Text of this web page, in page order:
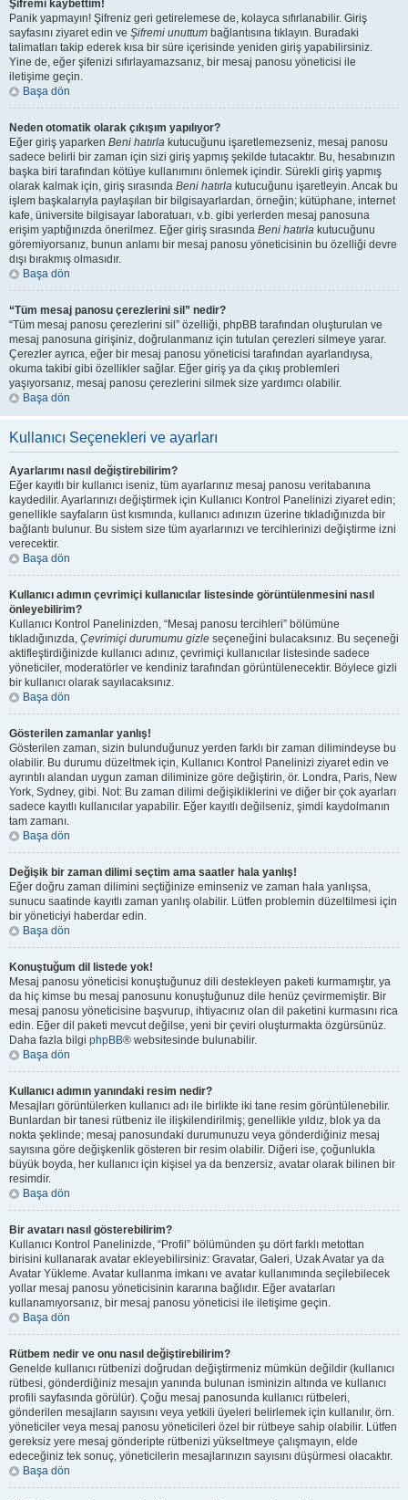
Şifremi kaybettim!
Panik yapmayın! Şifreniz geri getirelemese de, kolayca sıfırlanabilir. Giriş
sayfasını ziyaret edin ve Şifremi unuttum bağlantısına tıklayın. Buradaki
talimatları takip ederek kısa bir süre içerisinde yeniden giriş yapabilirsiniz.
Yine de, eğer şifenizi sıfırlayamazsanız, bir mesaj panosu yöneticisi ile
iletişime geçin.
Başa dön
Neden otomatik olarak çıkışım yapılıyor?
Eğer giriş yaparken Beni hatırla kutucuğunu işaretlemezseniz, mesaj panosu
sadece belirli bir zaman için sizi giriş yapmış şekilde tutacaktır. Bu, hesabınızın
başka biri tarafından kötüye kullanımını önlemek içindir. Sürekli giriş yapmış
olarak kalmak için, giriş sırasında Beni hatırla kutucuğunu işaretleyin. Ancak bu
işlem başkalarıyla paylaşılan bir bilgisayarlardan, örneğin; kütüphane, internet
kafe, üniversite bilgisayar laboratuarı, v.b. gibi yerlerden mesaj panosuna
erişim yaptığınızda önerilmez. Eğer giriş sırasında Beni hatırla kutucuğunu
göremiyorsanız, bunun anlamı bir mesaj panosu yöneticisinin bu özelliği devre
dışı bırakmış olmasıdır.
Başa dön
“Tüm mesaj panosu çerezlerini sil” nedir?
“Tüm mesaj panosu çerezlerini sil” özelliği, phpBB tarafından oluşturulan ve
mesaj panosuna girişiniz, doğrulanmanız için tutulan çerezleri silmeye yarar.
Çerezler ayrıca, eğer bir mesaj panosu yöneticisi tarafından ayarlandıysa,
okuma takibi gibi özellikler sağlar. Eğer giriş ya da çıkış problemleri
yaşıyorsanız, mesaj panosu çerezlerini silmek size yardımcı olabilir.
Başa dön
Kullanıcı Seçenekleri ve ayarları
Ayarlarımı nasıl değiştirebilirim?
Eğer kayıtlı bir kullanıcı iseniz, tüm ayarlarınız mesaj panosu veritabanına
kaydedilir. Ayarlarınızı değiştirmek için Kullanıcı Kontrol Panelinizi ziyaret edin;
genellikle sayfaların üst kısmında, kullanıcı adınızın üzerine tıkladığınızda bir
bağlantı bulunur. Bu sistem size tüm ayarlarınızı ve tercihlerinizi değiştirme izni
verecektir.
Başa dön
Kullanıcı adımın çevrimiçi kullanıcılar listesinde görüntülenmesini nasıl
önleyebilirim?
Kullanıcı Kontrol Panelinizden, “Mesaj panosu tercihleri” bölümüne
tıkladığınızda, Çevrimiçi durumumu gizle seçeneğini bulacaksınız. Bu seçeneği
aktifleştirdiğinizde kullanıcı adınız, çevrimiçi kullanıcılar listesinde sadece
yöneticiler, moderatörler ve kendiniz tarafından görüntülenecektir. Böylece gizli
bir kullanıcı olarak sayılacaksınız.
Başa dön
Gösterilen zamanlar yanlış!
Gösterilen zaman, sizin bulunduğunuz yerden farklı bir zaman dilimindeyse bu
olabilir. Bu durumu düzeltmek için, Kullanıcı Kontrol Panelinizi ziyaret edin ve
ayrıntılı alandan uygun zaman diliminize göre değiştirin, ör. Londra, Paris, New
York, Sydney, gibi. Not: Bu zaman dilimi değişikliklerini ve diğer bir çok ayarları
sadece kayıtlı kullanıcılar yapabilir. Eğer kayıtlı değilseniz, şimdi kaydolmanın
tam zamanı.
Başa dön
Değişik bir zaman dilimi seçtim ama saatler hala yanlış!
Eğer doğru zaman dilimini seçtiğinize eminseniz ve zaman hala yanlışsa,
sunucu saatinde kayıtlı zaman yanlış olabilir. Lütfen problemin düzeltilmesi için
bir yöneticiyi haberdar edin.
Başa dön
Konuştuğum dil listede yok!
Mesaj panosu yöneticisi konuştuğunuz dili destekleyen paketi kurmamıştır, ya
da hiç kimse bu mesaj panosunu konuştuğunuz dile henüz çevirmemiştir. Bir
mesaj panosu yöneticisine başvurup, ihtiyacınız olan dil paketini kurmasını rica
edin. Eğer dil paketi mevcut değilse, yeni bir çeviri oluşturmakta özgürsünüz.
Daha fazla bilgi phpBB® websitesinde bulunabilir.
Başa dön
Kullanıcı adımın yanındaki resim nedir?
Mesajları görüntülerken kullanıcı adı ile birlikte iki tane resim görüntülenebilir.
Bunlardan bir tanesi rütbeniz ile ilişkilendirilmiş; genellikle yıldız, blok ya da
nokta şeklinde; mesaj panosundaki durumunuzu veya gönderdiğiniz mesaj
sayısına göre değişkenlik gösteren bir resim olabilir. Diğeri ise, çoğunlukla
büyük boyda, her kullanıcı için kişisel ya da benzersiz, avatar olarak bilinen bir
resimdir.
Başa dön
Bir avatarı nasıl gösterebilirim?
Kullanıcı Kontrol Panelinizde, “Profil” bölümünden şu dört farklı metottan
birisini kullanarak avatar ekleyebilirsiniz: Gravatar, Galeri, Uzak Avatar ya da
Avatar Yükleme. Avatar kullanma imkanı ve avatar kullanımında seçilebilecek
yollar mesaj panosu yöneticisinin kararına bağlıdır. Eğer avatarları
kullanamıyorsanız, bir mesaj panosu yöneticisi ile iletişime geçin.
Başa dön
Rütbem nedir ve onu nasıl değiştirebilirim?
Genelde kullanıcı rütbenizi doğrudan değiştirmeniz mümkün değildir (kullanıcı
rütbesi, gönderdiğiniz mesajın yanında bulunan isminizin altında ve kullanıcı
profili sayfasında görülür). Çoğu mesaj panosunda kullanıcı rütbeleri,
gönderilen mesajların sayısını veya yetkili üyeleri belirlemek için kullanılır, örn.
yöneticiler veya mesaj panosu yöneticileri özel bir rütbeye sahip olabilir. Lütfen
gereksiz yere mesaj gönderipte rütbenizi yükseltmeye çalışmayın, elde
edeceğiniz tek sonuç, yöneticilerin mesajlarınızın sayısını düşürmesi olacaktır.
Başa dön